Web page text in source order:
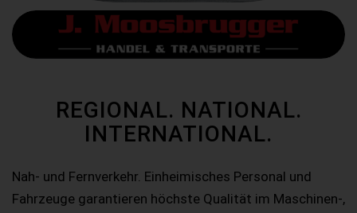
REGIONAL. NATIONAL.
INTERNATIONAL.
Nah- und Fernverkehr. Einheimisches Personal und
Fahrzeuge garantieren höchste Qualität im Maschinen-,